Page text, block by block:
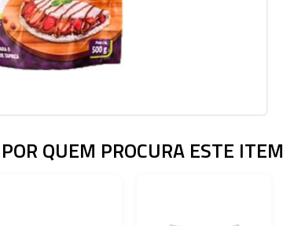
QUEM PROCURA ESTE ITEM